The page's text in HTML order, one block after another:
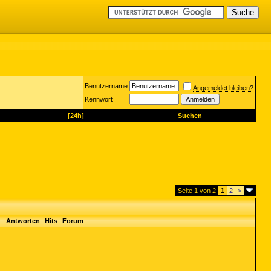
Benutzername
Angemeldet bleiben?
Kennwort
[24h] Suchen
Seite 1 von 2 1 2 >
Antworten Hits Forum